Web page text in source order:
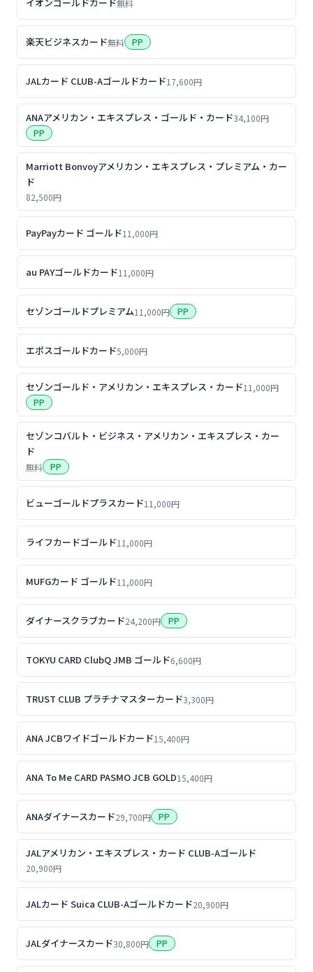
無料
楽天ビジネスカード無料 PP
JALカード CLUB-Aゴールドカード17,600円
ANAアメリカン・エキスプレス・ゴールド・カード34,100円
PP
Marriott Bonvoyアメリカン・エキスプレス・プレミアム・カー
ド
82,500円
PayPayカード ゴールド11,000円
au PAYゴールドカード11,000円
セゾンゴールドプレミアム11,000円 PP
エポスゴールドカード5,000円
セゾンゴールド・アメリカン・エキスプレス・カード11,000円
PP
セゾンコバルト・ビジネス・アメリカン・エキスプレス・カー
ド
無料 PP
ビューゴールドプラスカード11,000円
ライフカードゴールド11,000円
MUFGカード ゴールド11,000円
ダイナースクラブカード24,200円 PP
TOKYU CARD ClubQ JMB ゴールド6,600円
TRUST CLUB プラチナマスターカード3,300円
ANA JCBワイドゴールドカード15,400円
ANA To Me CARD PASMO JCB GOLD15,400円
ANAダイナースカード29,700円 PP
JALアメリカン・エキスプレス・カード CLUB-Aゴールド
20,900円
JALカード Suica CLUB-Aゴールドカード20,900円
JALダイナースカード30,800円 PP